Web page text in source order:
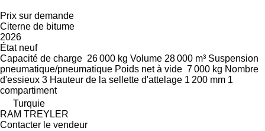
Prix sur demande
Citerne de bitume
2026
Étatneuf
Capacité de charge 26 000 kg Volume 28 000 m³ Suspension
pneumatique/pneumatique Poids net à vide 7 000 kg Nombre
d'essieux 3 Hauteur de la sellette d'attelage 1 200 mm 1
compartiment
Turquie
RAM TREYLER
Contacter le vendeur